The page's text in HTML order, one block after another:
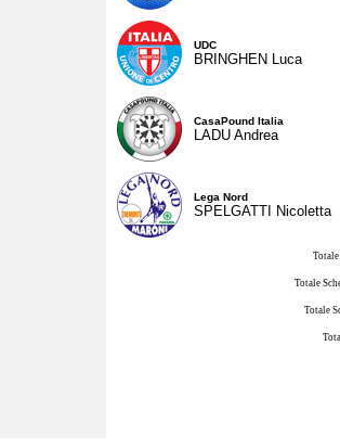
UDC
BRINGHEN Luca
CasaPound Italia
LADU Andrea
Lega Nord
SPELGATTI Nicoletta
Totale
Totale